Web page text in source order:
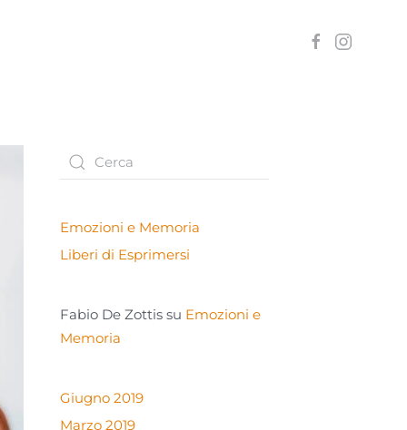
Emozioni e Memoria
Liberi di Esprimersi
Fabio De Zottis su Emozioni e
Memoria
Giugno 2019
Marzo 2019